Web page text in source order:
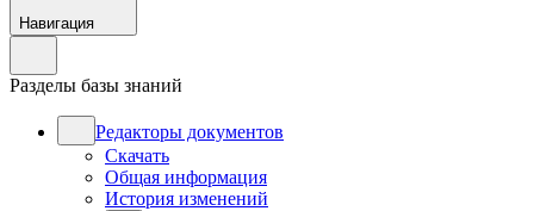
Навигация
Разделы базы знаний
Редакторы документов
Скачать
Общая информация
История изменений